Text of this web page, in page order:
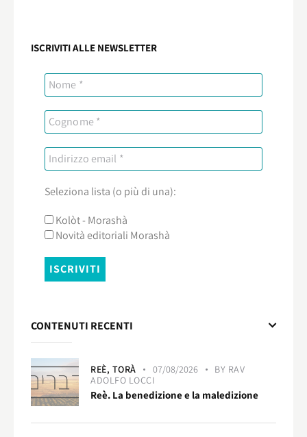
ISCRIVITI ALLE NEWSLETTER
Seleziona lista (o più di una):
Kolòt - Morashà
Novità editoriali Morashà
CONTENUTI RECENTI
REÈ, TORÀ 07/08/2026 BY RAV
ADOLFO LOCCI
Reè. La benedizione e la maledizione